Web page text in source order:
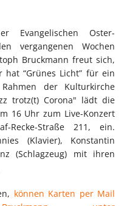
Evangelischen Oster-
vergangenen Wochen
Bruckmann freut sich,
“Grünes Licht” für ein
der Kulturkirche
trotz(t) Corona" lädt die
16 Uhr zum Live-Konzert
Recke-Straße 211, ein.
(Klavier), Konstantin
(Schlagzeug) mit ihren
können Karten per Mail